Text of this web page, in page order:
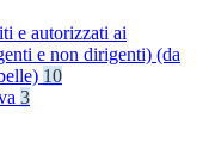
e autorizzati ai
e non dirigenti) (da
10
3